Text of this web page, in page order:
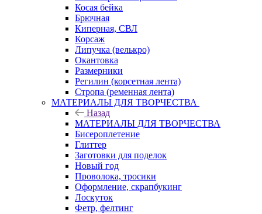
Косая бейка
Брючная
Киперная, СВЛ
Корсаж
Липучка (велькро)
Окантовка
Размерники
Регилин (корсетная лента)
Стропа (ременная лента)
МАТЕРИАЛЫ ДЛЯ ТВОРЧЕСТВА
Назад
МАТЕРИАЛЫ ДЛЯ ТВОРЧЕСТВА
Бисероплетение
Глиттер
Заготовки для поделок
Новый год
Проволока, тросики
Оформление, скрапбукинг
Лоскуток
Фетр, фелтинг